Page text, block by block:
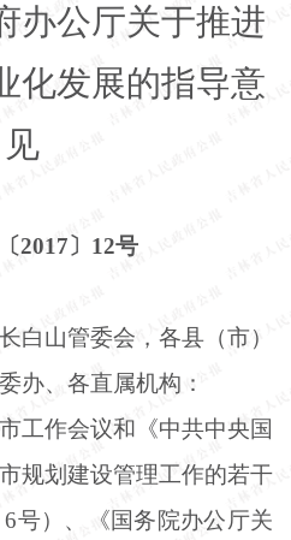
办公厅关于推进
化发展的指导意
见
2017〕12号
白山管委会，各县（市）
办、各直属机构：
工作会议和《中共中央国
规划建设管理工作的若干
6号）、《国务院办公厅关